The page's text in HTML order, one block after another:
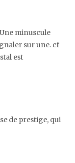
minuscule
sur une. cf
est
de prestige, qui